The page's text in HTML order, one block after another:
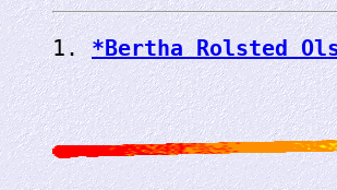
1. *Bertha Rolsted